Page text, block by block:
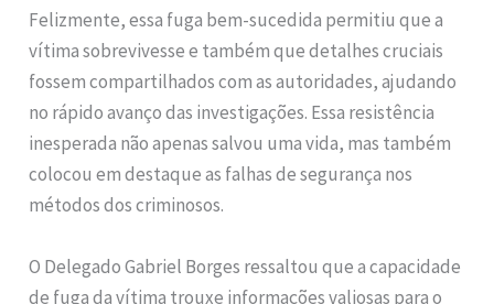
Felizmente, essa fuga bem-sucedida permitiu que a
vítima sobrevivesse e também que detalhes cruciais
fossem compartilhados com as autoridades, ajudando
no rápido avanço das investigações. Essa resistência
inesperada não apenas salvou uma vida, mas também
colocou em destaque as falhas de segurança nos
métodos dos criminosos.
O Delegado Gabriel Borges ressaltou que a capacidade
de fuga da vítima trouxe informações valiosas para o